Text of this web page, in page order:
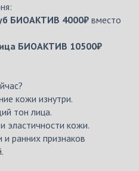
БИОАКТИВ 4000₽ вместо
БИОАКТИВ 10500₽
кожи изнутри.
тон лица.
эластичности кожи.
ранних признаков